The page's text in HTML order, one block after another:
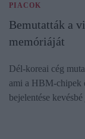
PIACOK
Bemutatták a
memóriáját
Dél-koreai cég
ami a HBM-chipek
bejelentése